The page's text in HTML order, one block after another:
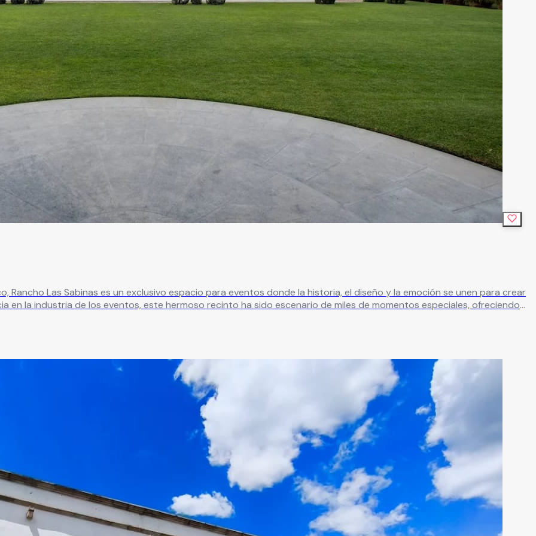
Rancho Las Sabinas es un exclusivo espacio para eventos donde la historia, el diseño y la emoción se unen para crear
memorable, cuidando cada detalle para que anfitriones e invitados disfruten momentos verdaderamente